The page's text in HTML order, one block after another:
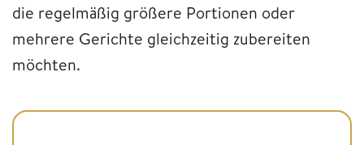
die regelmäßig größere Portionen oder
mehrere Gerichte gleichzeitig zubereiten
möchten.